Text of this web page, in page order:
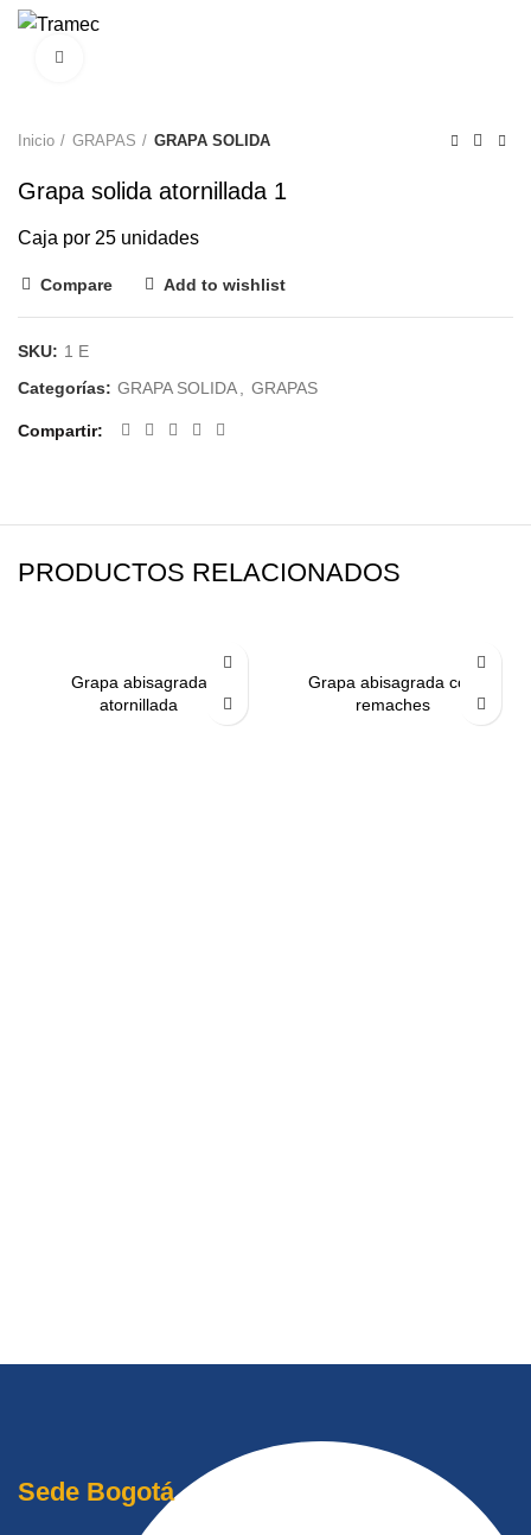
Inicio GRAPAS GRAPA SOLIDA
Grapa solida atornillada 1
Caja por 25 unidades
Compare Add to wishlist
SKU: 1 E
Categorías: GRAPA SOLIDA GRAPAS
Compartir
PRODUCTOS RELACIONADOS
Grapa abisagrada
atornillada
Grapa abisagrada con
remaches
Sede Bogotá